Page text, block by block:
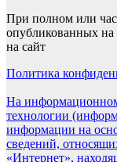
При полном или
опубликованных на
на сайт
Политика
На
технологии
информации на
сведений,
«Интернет»,